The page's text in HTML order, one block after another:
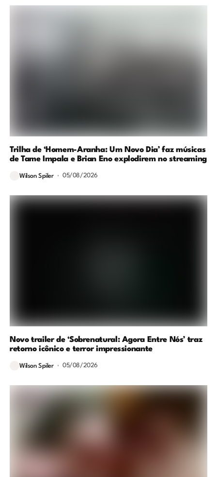
Trilha de ‘Homem-Aranha: Um Novo Dia’ faz músicas
de Tame Impala e Brian Eno explodirem no streaming
Wilson Spiler 05/08/2026
Novo trailer de ‘Sobrenatural: Agora Entre Nós’ traz
retorno icônico e terror impressionante
Wilson Spiler 05/08/2026